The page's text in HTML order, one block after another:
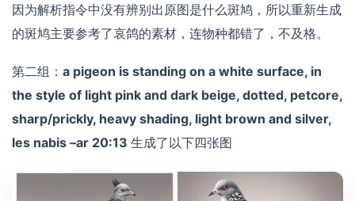
因为解析指令中没有辨别出原图是什么斑鸠，所以重新生成
的斑鸠主要参考了哀鸽的素材，连物种都错了，不及格。
第二组： a pigeon is standing on a white surface, in
the style of light pink and dark beige, dotted, petcore,
sharp/prickly, heavy shading, light brown and silver,
les nabis –ar 20:13 生成了以下四张图